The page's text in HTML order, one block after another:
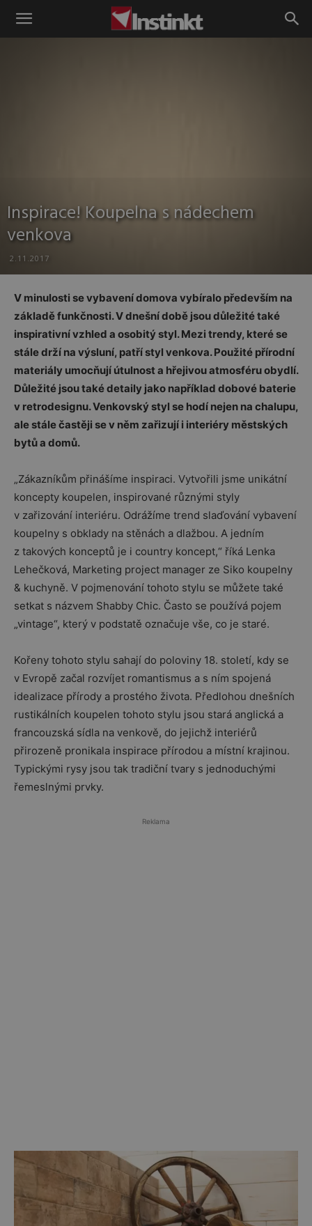
Instinkt
Inspirace! Koupelna s nádechem
venkova
2.11.2017
V minulosti se vybavení domova vybíralo především na
základě funkčnosti. V dnešní době jsou důležité také
inspirativní vzhled a osobitý styl. Mezi trendy, které se
stále drží na výsluní, patří styl venkova. Použité přírodní
materiály umocňují útulnost a hřejivou atmosféru obydlí.
Důležité jsou také detaily jako například dobové baterie
v retrodesignu. Venkovský styl se hodí nejen na chalupu,
ale stále častěji se v něm zařizují i interiéry městských
bytů a domů.
„Zákazníkům přinášíme inspiraci. Vytvořili jsme unikátní
koncepty koupelen, inspirované různými styly
v zařizování interiéru. Odrážíme trend slaďování vybavení
koupelny s obklady na stěnách a dlažbou. A jedním
z takových konceptů je i country koncept,“ říká Lenka
Lehečková, Marketing project manager ze Siko koupelny
& kuchyně. V pojmenování tohoto stylu se můžete také
setkat s názvem Shabby Chic. Často se používá pojem
„vintage“, který v podstatě označuje vše, co je staré.
Kořeny tohoto stylu sahají do poloviny 18. století, kdy se
v Evropě začal rozvíjet romantismus a s ním spojená
idealizace přírody a prostého života. Předlohou dnešních
rustikálních koupelen tohoto stylu jsou stará anglická a
francouzská sídla na venkově, do jejichž interiérů
přirozeně pronikala inspirace přírodou a místní krajinou.
Typickými rysy jsou tak tradiční tvary s jednoduchými
řemeslnými prvky.
Reklama